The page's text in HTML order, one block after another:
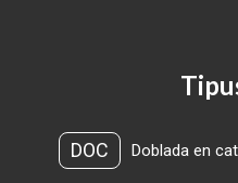
DOC Doblada en